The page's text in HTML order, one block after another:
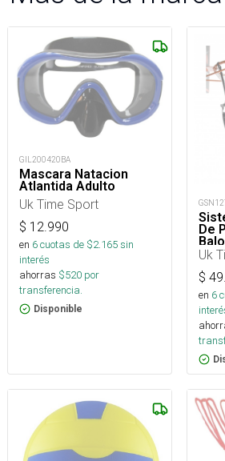
GIL200420BA
Mascara Natacion
Atlantida Adulto
Uk Time Sport
$ 12.990
en 6cuotas de $2.165sin
interés
ahorras $520 por
transferencia.
Disponible
De
Uk
$
en 6